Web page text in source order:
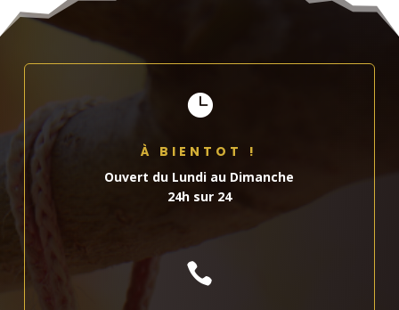

À BIENTOT !
Ouvert du Lundi au Dimanche
24h sur 24
